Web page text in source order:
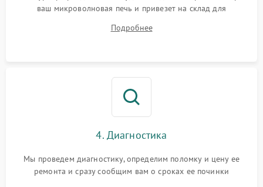
ваш микроволновая печь и привезет на склад для
Подробнее
4. Диагностика
Мы проведем диагностику, определим поломку и цену ее
ремонта и сразу сообщим вам о сроках ее починки